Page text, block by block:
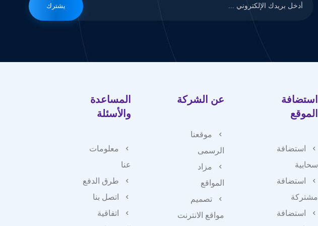
يشترك
استضافة
الموقع
استضافة
سحابية
استضافة
مشتركة
استضافة
عن الشركة
موقعنا
الرسمى
مزاد
المواقع
تصميم
مواقع الانترنت
المساعدة
والأسئلة
معلومات
عنا
طرق الدفع
اتصل بنا
اتفاقية